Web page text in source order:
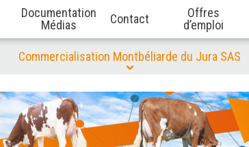
Documentation
Médias
Contact
Offres
d’emploi
Commercialisation Montbéliarde du Jura SAS